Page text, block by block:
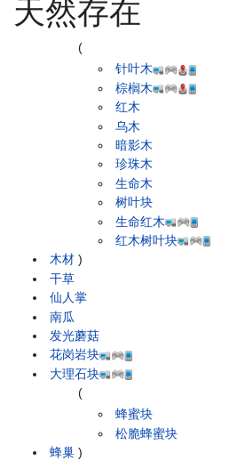
天然存在
木材
(
针叶木
棕榈木
红木
乌木
暗影木
珍珠木
生命木
树叶块
生命红木
红木树叶块
)
干草
仙人掌
南瓜
发光蘑菇
花岗岩块
大理石块
蜂巢
(
蜂蜜块
松脆蜂蜜块
)